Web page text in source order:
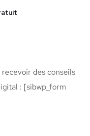
des conseils
: [sibwp_form